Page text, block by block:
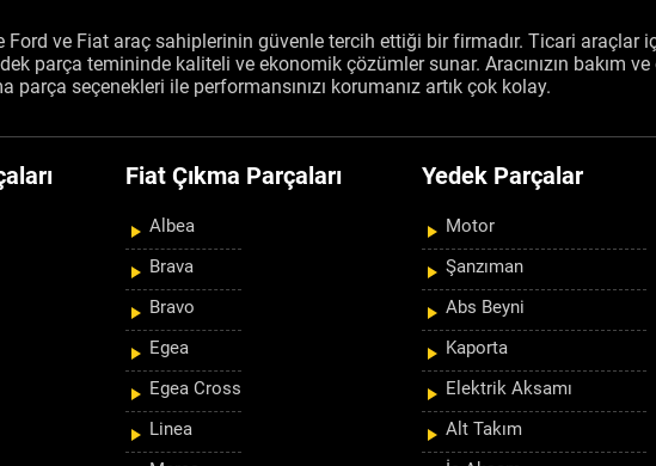
ve Fiat araç sahiplerinin güvenle tercih ettiği bir firmadır. Ticari araçlar
parça temininde kaliteli ve ekonomik çözümler sunar. Aracınızın bakım ve
parça seçenekleri ile performansınızı korumanız artık çok kolay.
Fiat Çıkma Parçaları
Albea
Brava
Bravo
Egea
Egea Cross
Linea
Yedek Parçalar
Motor
Şanzıman
Abs Beyni
Kaporta
Elektrik Aksamı
Alt Takım